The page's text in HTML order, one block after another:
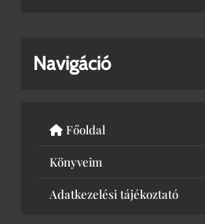
Navigáció
Főoldal
Könyveim
Adatkezelési tájékoztató